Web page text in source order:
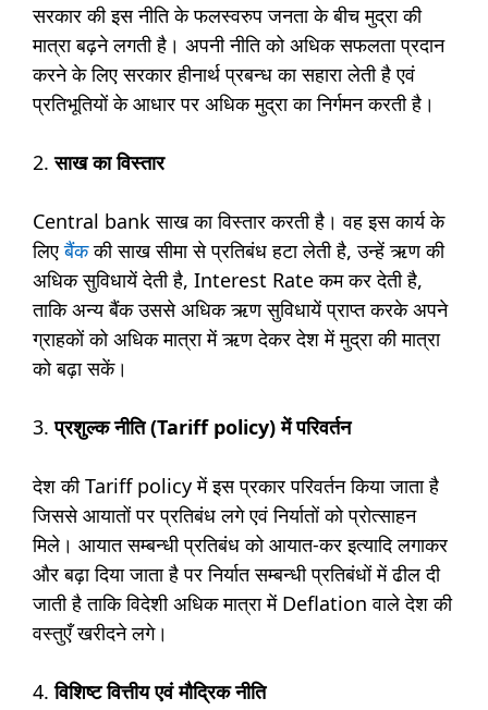
सरकार की इस नीति के फलस्वरुप जनता के बीच मुद्रा की
मात्रा बढ़ने लगती है। अपनी नीति को अधिक सफलता प्रदान
करने के लिए सरकार हीनार्थ प्रबन्ध का सहारा लेती है एवं
प्रतिभूतियों के आधार पर अधिक मुद्रा का निर्गमन करती है।
2.साख का विस्तार
Central bank साख का विस्तार करती है। वह इस कार्य के
लिएबैंककी साख सीमा से प्रतिबंध हटा लेती है, उन्हें ऋण की
अधिक सुविधायें देती है, Interest Rate कम कर देती है,
ताकि अन्य बैंक उससे अधिक ऋण सुविधायें प्राप्त करके अपने
ग्राहकों को अधिक मात्रा में ऋण देकर देश में मुद्रा की मात्रा
को बढ़ा सकें।
3.प्रशुल्क नीति (Tariff policy) में परिवर्तन
देश की Tariff policy में इस प्रकार परिवर्तन किया जाता है
जिससे आयातों पर प्रतिबंध लगे एवं निर्यातों को प्रोत्साहन
मिले। आयात सम्बन्धी प्रतिबंध को आयात-कर इत्यादि लगाकर
और बढ़ा दिया जाता है पर निर्यात सम्बन्धी प्रतिबंधों में ढील दी
जाती है ताकि विदेशी अधिक मात्रा में Deflation वाले देश की
वस्तुएँ खरीदने लगे।
4.विशिष्ट वित्तीय एवं मौद्रिक नीति